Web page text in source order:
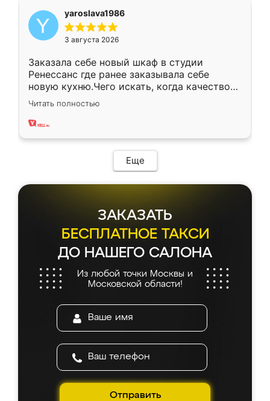
yaroslava1986
3 августа 2026
Заказала себе новый шкаф в студии
Ренессанс где ранее заказывала себе
новую кухню.Чего искать, когда качеством
вполне довольна. Служит кухня уже почти
два года, нареканий нет.
Читать полностью
Еще
ЗАКАЗАТЬ
БЕСПЛАТНОЕ ТАКСИ
ДО НАШЕГО САЛОНА
Из любой точки Москвы и
Московской области!
Отправить